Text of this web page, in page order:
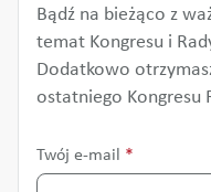
Bądź na bieżąco z
temat Kongresu i
Dodatkowo
ostatniego Kongresu
Twój e-mail *